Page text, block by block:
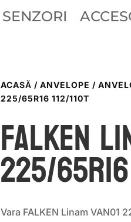
SENZORI
ACASĂ / ANVELOPE /
225/65R16 112/110T
Falken
225/
Vara FALKEN Linam VAN01